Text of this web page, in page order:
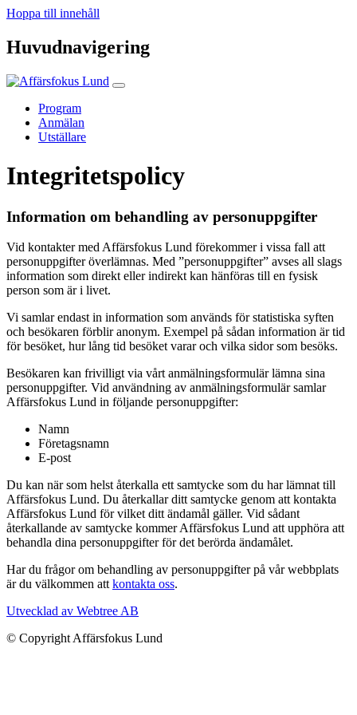
Hoppa till innehåll
Huvudnavigering
Program
Anmälan
Utställare
Integritetspolicy
Information om behandling av personuppgifter
Vid kontakter med Affärsfokus Lund förekommer i vissa fall att
personuppgifter överlämnas. Med ”personuppgifter” avses all slags
information som direkt eller indirekt kan hänföras till en fysisk
person som är i livet.
Vi samlar endast in information som används för statistiska syften
och besökaren förblir anonym. Exempel på sådan information är tid
för besöket, hur lång tid besöket varar och vilka sidor som besöks.
Besökaren kan frivilligt via vårt anmälningsformulär lämna sina
personuppgifter. Vid användning av anmälningsformulär samlar
Affärsfokus Lund in följande personuppgifter:
Namn
Företagsnamn
E-post
Du kan när som helst återkalla ett samtycke som du har lämnat till
Affärsfokus Lund. Du återkallar ditt samtycke genom att kontakta
Affärsfokus Lund för vilket ditt ändamål gäller. Vid sådant
återkallande av samtycke kommer Affärsfokus Lund att upphöra att
behandla dina personuppgifter för det berörda ändamålet.
Har du frågor om behandling av personuppgifter på vår webbplats
är du välkommen attkontakta oss.
Utvecklad av Webtree AB
© Copyright Affärsfokus Lund